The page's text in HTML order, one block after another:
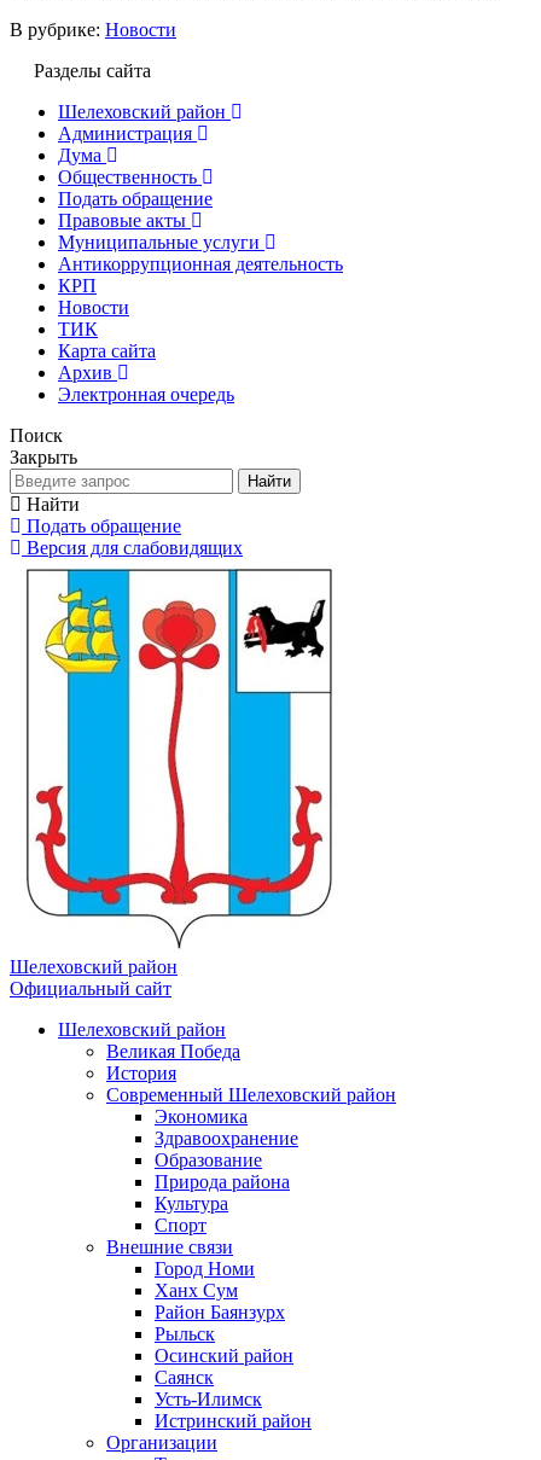
В рубрике: Новости
Разделы сайта
Шелеховский район
Администрация
Дума
Общественность
Подать обращение
Правовые акты
Муниципальные услуги
Антикоррупционная деятельность
КРП
Новости
ТИК
Карта сайта
Архив
Электронная очередь
Поиск
Закрыть
Найти
Найти
Подать обращение
Версия для слабовидящих
Шелеховский район
Официальный сайт
Шелеховский район
Великая Победа
История
Современный Шелеховский район
Экономика
Здравоохранение
Образование
Природа района
Культура
Спорт
Внешние связи
Город Номи
Ханх Сум
Район Баянзурх
Рыльск
Осинский район
Саянск
Усть-Илимск
Истринский район
Организации